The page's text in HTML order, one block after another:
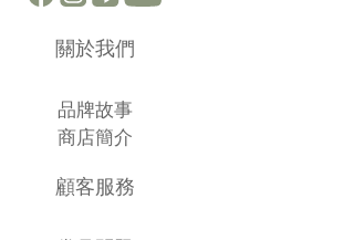
關於我們
品牌故事
商店簡介
顧客服務